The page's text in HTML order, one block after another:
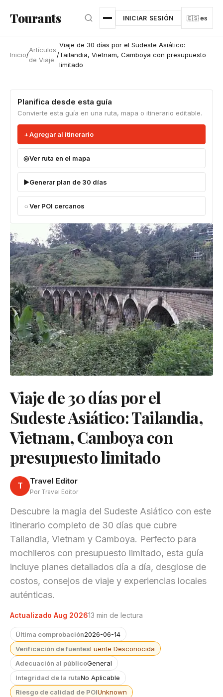
Tourants INICIAR SESIÓN 🇪🇸 es
Inicio/
Artículos
de Viaje
/
Viaje de 30 días por el Sudeste Asiático:
Tailandia, Vietnam, Camboya con presupuesto
limitado
Planifica desde esta guía
Convierte esta guía en una ruta, mapa o itinerario editable.
Agregar al itinerario
Ver ruta en el mapa
Generar plan de 30 días
Ver POI cercanos
Viaje de 30 días por el
Sudeste Asiático: Tailandia,
Vietnam, Camboya con
presupuesto limitado
T Travel Editor
Por Travel Editor
Descubre la magia del Sudeste Asiático con este
itinerario completo de 30 días que cubre
Tailandia, Vietnam y Camboya. Perfecto para
mochileros con presupuesto limitado, esta guía
incluye planes detallados día a día, desglose de
costos, consejos de viaje y experiencias locales
auténticas.
Actualizado Aug 202613 min de lectura
Última comprobación2026-06-14
Verificación de fuentesFuente Desconocida
Adecuación al públicoGeneral
Integridad de la rutaNo Aplicable
Riesgo de calidad de POIUnknown